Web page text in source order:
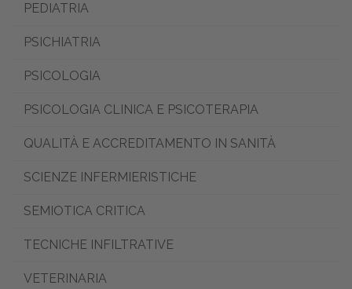
PEDIATRIA
PSICHIATRIA
PSICOLOGIA
PSICOLOGIA CLINICA E PSICOTERAPIA
QUALITÀ E ACCREDITAMENTO IN SANITÀ
SCIENZE INFERMIERISTICHE
SEMIOTICA CRITICA
TECNICHE INFILTRATIVE
VETERINARIA